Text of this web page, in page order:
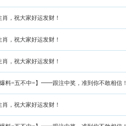
，祝大家好运发财！
，祝大家好运发财！
，祝大家好运发财！
料=五不中=】━━跟注中奖，准到你不敢相信！
，祝大家好运发财！